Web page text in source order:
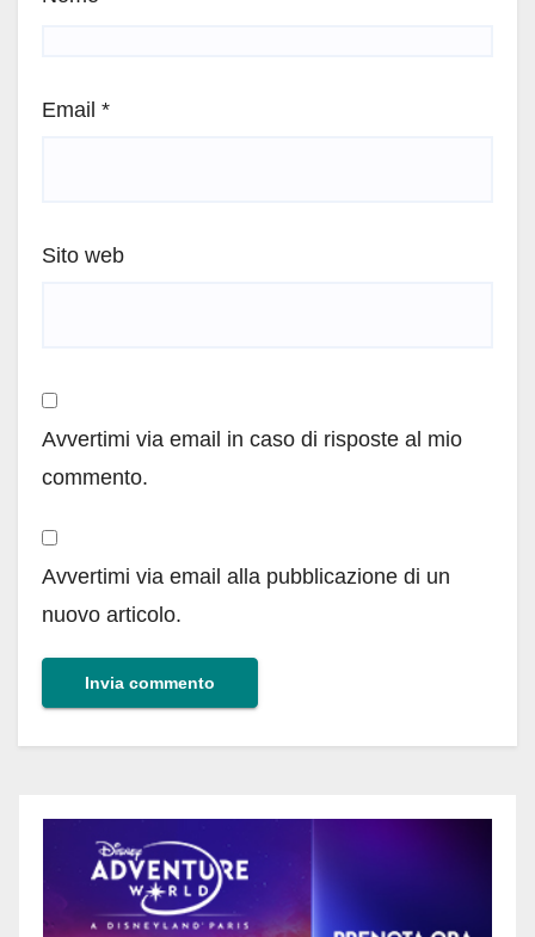
Email *
Sito web
Avvertimi via email in caso di risposte al mio
commento.
Avvertimi via email alla pubblicazione di un
nuovo articolo.